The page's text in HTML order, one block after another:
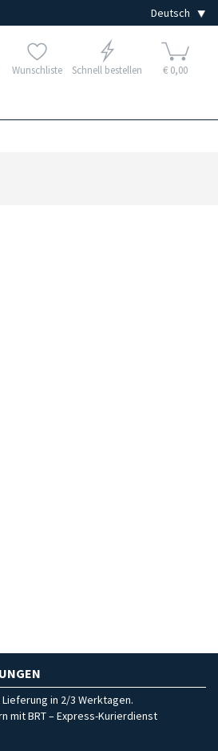
Wunschliste Schnell bestellen € 0,00
in 2/3 Werktagen.
mit BRT – Express-Kurierdienst